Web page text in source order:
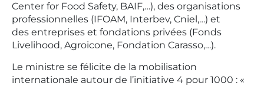
Center for Food Safety, BAIF,…), des organisations
professionnelles (IFOAM, Interbev, Cniel,…) et
des entreprises et fondations privées (Fonds
Livelihood, Agroicone, Fondation Carasso,…).
Le ministre se félicite de la mobilisation
internationale autour de l’initiative 4 pour 1000 : «